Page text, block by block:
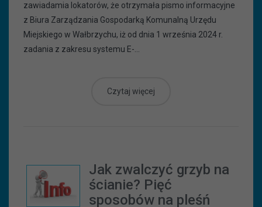
zawiadamia lokatorów, że otrzymała pismo informacyjne
z Biura Zarządzania Gospodarką Komunalną Urzędu
Miejskiego w Wałbrzychu, iż od dnia 1 września 2024 r.
zadania z zakresu systemu E-...
Czytaj więcej
Jak zwalczyć grzyb na
ścianie? Pięć
sposobów na pleśń